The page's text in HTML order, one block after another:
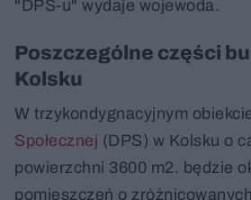
"DPS-u" wydaje wojewoda.
Poszczególne części
Kolsku
W trzykondygnacyjnym
Społecznej (DPS) w Kolsku o
powierzchni 3600 m2. będzie
pomieszczeń o zróżnicowanych